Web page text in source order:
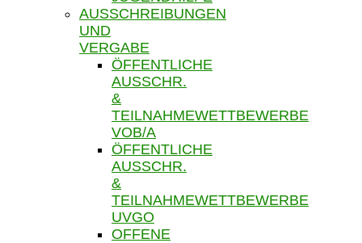
AUSSCHREIBUNGEN
UND
VERGABE
ÖFFENTLICHE
AUSSCHR.
&
TEILNAHMEWETTBEWERBE
VOB/A
ÖFFENTLICHE
AUSSCHR.
&
TEILNAHMEWETTBEWERBE
UVGO
OFFENE